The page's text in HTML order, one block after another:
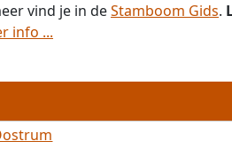
vind je in deStamboom Gids.
info ...